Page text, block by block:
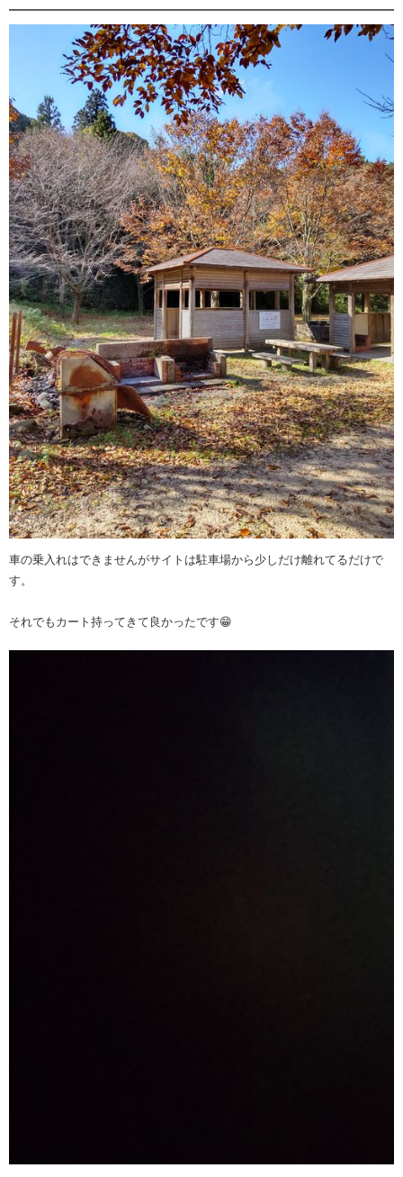
車の乗入れはできませんがサイトは駐車場から少しだけ離れてるだけで
す。
それでもカート持ってきて良かったです😁